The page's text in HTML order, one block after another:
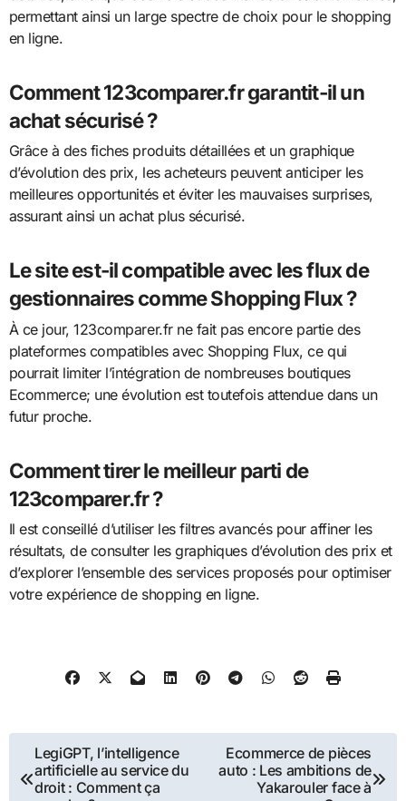
permettant ainsi un large spectre de choix pour le shopping
en ligne.
Comment 123comparer.fr garantit-il un
achat sécurisé ?
Grâce à des fiches produits détaillées et un graphique
d’évolution des prix, les acheteurs peuvent anticiper les
meilleures opportunités et éviter les mauvaises surprises,
assurant ainsi un achat plus sécurisé.
Le site est-il compatible avec les flux de
gestionnaires comme Shopping Flux ?
À ce jour, 123comparer.fr ne fait pas encore partie des
plateformes compatibles avec Shopping Flux, ce qui
pourrait limiter l’intégration de nombreuses boutiques
Ecommerce; une évolution est toutefois attendue dans un
futur proche.
Comment tirer le meilleur parti de
123comparer.fr ?
Il est conseillé d’utiliser les filtres avancés pour affiner les
résultats, de consulter les graphiques d’évolution des prix et
d’explorer l’ensemble des services proposés pour optimiser
votre expérience de shopping en ligne.
Navigation
de
LegiGPT, l’intelligence
artificielle au service du
droit : Comment ça
Ecommerce de pièces
auto : Les ambitions de
Yakarouler face à